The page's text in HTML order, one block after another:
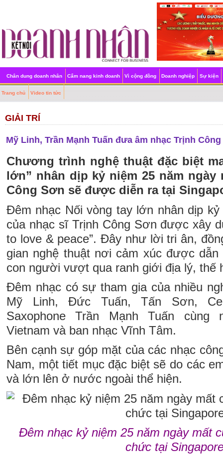
Chân dung doanh nhân Cẩm nang kinh doanh Vì cộng đồng Doanh nghiệp Sự kiện
Trang chủ Video tin tức
GIẢI TRÍ
Mỹ Linh, Trần Mạnh Tuấn đưa âm nhạc Trịnh
Chương trình nghệ thuật đặc biệt
lớn” nhân dịp kỷ niệm 25 năm ngày
Công Sơn sẽ được diễn ra tại
Đêm nhạc Nối vòng tay lớn nhân dịp
của nhạc sĩ Trịnh Công Sơn được xây
to love & peace”. Đây như lời tri ân,
gian nghệ thuật nơi cảm xúc được
con người vượt qua ranh giới địa lý, thế
Đêm nhạc có sự tham gia của nhiều
Mỹ Linh, Đức Tuấn, Tấn Sơn,
Saxophone Trần Mạnh Tuấn cùng
Vietnam và ban nhạc Vĩnh Tâm.
Bên cạnh sự góp mặt của các nhạc
Nam, một tiết mục đặc biệt sẽ do các
và lớn lên ở nước ngoài thể hiện.
Đêm nhạc kỷ niệm 25 năm ngày mất
chức tại